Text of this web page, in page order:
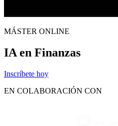
MÁSTER ONLINE
IA en Finanzas
Inscríbete hoy
EN COLABORACIÓN CON